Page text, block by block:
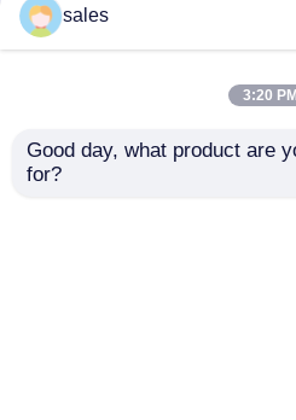
10 Blei-EKG-Ersatzteile
Kabel GE2104726-001
sales
3:20 PM
Good day, what product are
for?